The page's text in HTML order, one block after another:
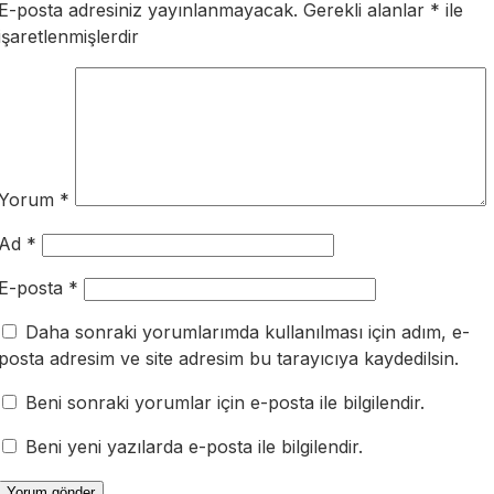
posta adresiniz yayınlanmayacak. Gerekli alanlar * ile
*
*
posta *
Daha sonraki yorumlarımda kullanılması için adım, e-
adresim ve site adresim bu tarayıcıya kaydedilsin.
Beni sonraki yorumlar için e-posta ile bilgilendir.
Beni yeni yazılarda e-posta ile bilgilendir.